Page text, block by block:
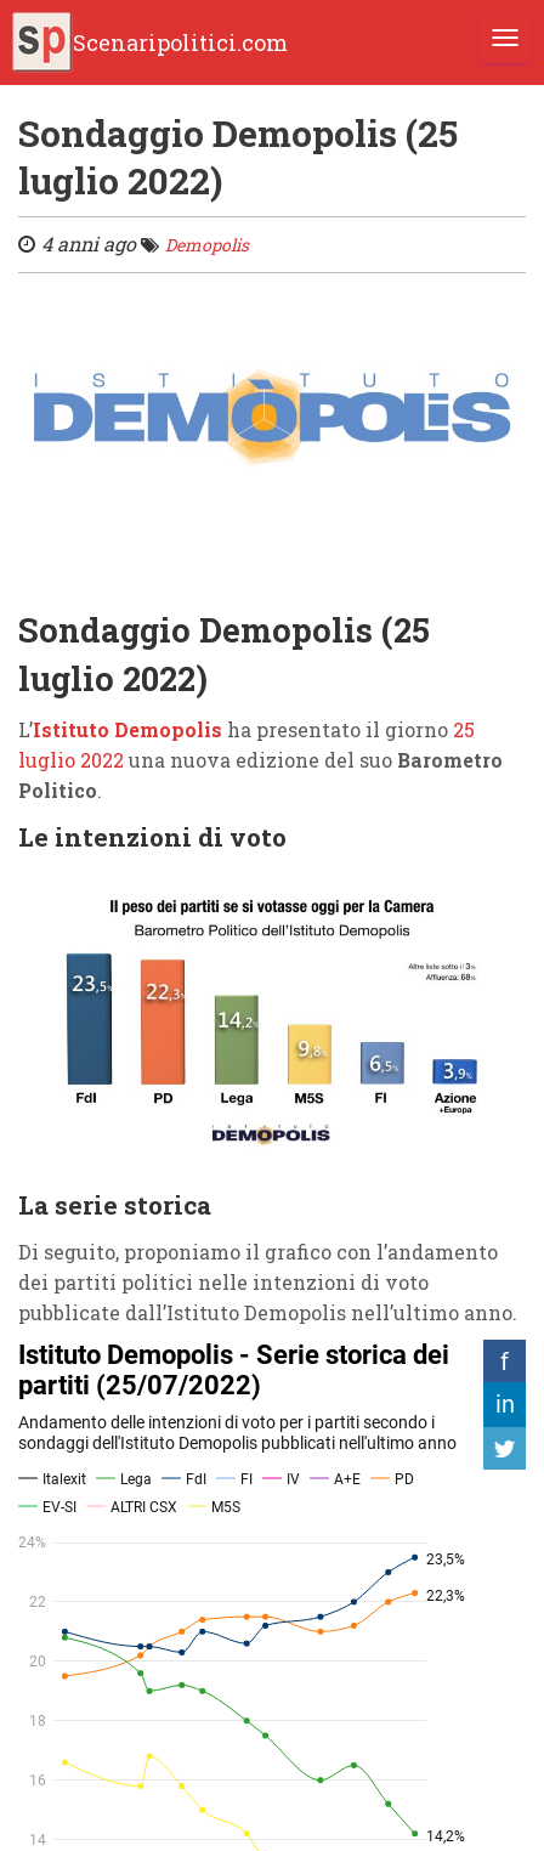
Scenaripolitici.com
Sondaggio Demopolis (25
luglio 2022)
4 anni ago Demopolis
Sondaggio Demopolis (25
luglio 2022)
L’Istituto Demopolis ha presentato il giorno 25
luglio 2022 una nuova edizione del suo Barometro
Politico.
Le intenzioni di voto
La serie storica
Di seguito, proponiamo il grafico con l’andamento
dei partiti politici nelle intenzioni di voto
pubblicate dall’Istituto Demopolis nell’ultimo anno.